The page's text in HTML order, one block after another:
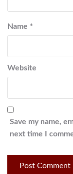
Name *
Website
Save my name,
next time I